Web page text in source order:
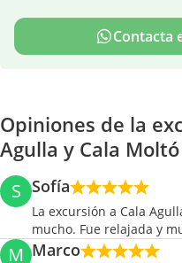
Contacta
Opiniones de la
Agulla y Cala Moltó
S Sofía
La excursión a Cala
mucho. Fue relajada y
M Marco